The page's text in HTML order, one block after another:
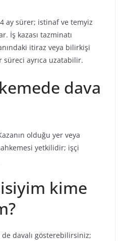
ay sürer; istinaf ve temyiz
İş kazası tazminatı
itiraz veya bilirkişi
ayrıca uzatabilir.
dava
olduğu yer veya
yetkilidir; işçi
kime
davalı gösterebilirsiniz;